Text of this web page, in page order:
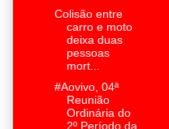
Colisão entre
carro e moto
deixa duas
pessoas
mort...
#Aovivo, 04ª
Reunião
Ordinária do
2º Período da